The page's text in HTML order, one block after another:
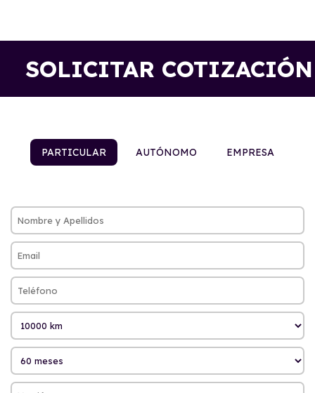
SOLICITAR COTIZACIÓN
PARTICULAR AUTÓNOMO EMPRESA